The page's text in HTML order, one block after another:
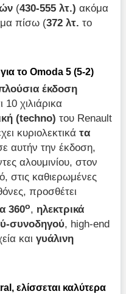
(430-555 λτ.) ακόμα
πίσω (372 λτ.το
τοOmoda 5 (5-2)
έκδοση
10 χιλιάρικα
(techno)του Renault
κυριολεκτικάτα
αυτήν την έκδοση,
αλουμινίου, στον
στις καθιερωμένες
προσθέτει
360ο, ηλεκτρικά
συνοδηγού, high-end
καιγυάλινη
, ελίσσεται καλύτερα